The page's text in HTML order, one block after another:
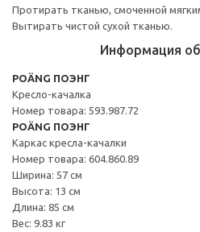
Протирать тканью, смоченной
Вытирать чистой сухой тканью.
Информация
POÄNG ПОЭНГ
Кресло-качалка
Номер товара: 593.987.72
POÄNG ПОЭНГ
Каркас кресла-качалки
Номер товара: 604.860.89
Ширина: 57 см
Высота: 13 см
Длина: 85 см
Вес: 9.83 кг